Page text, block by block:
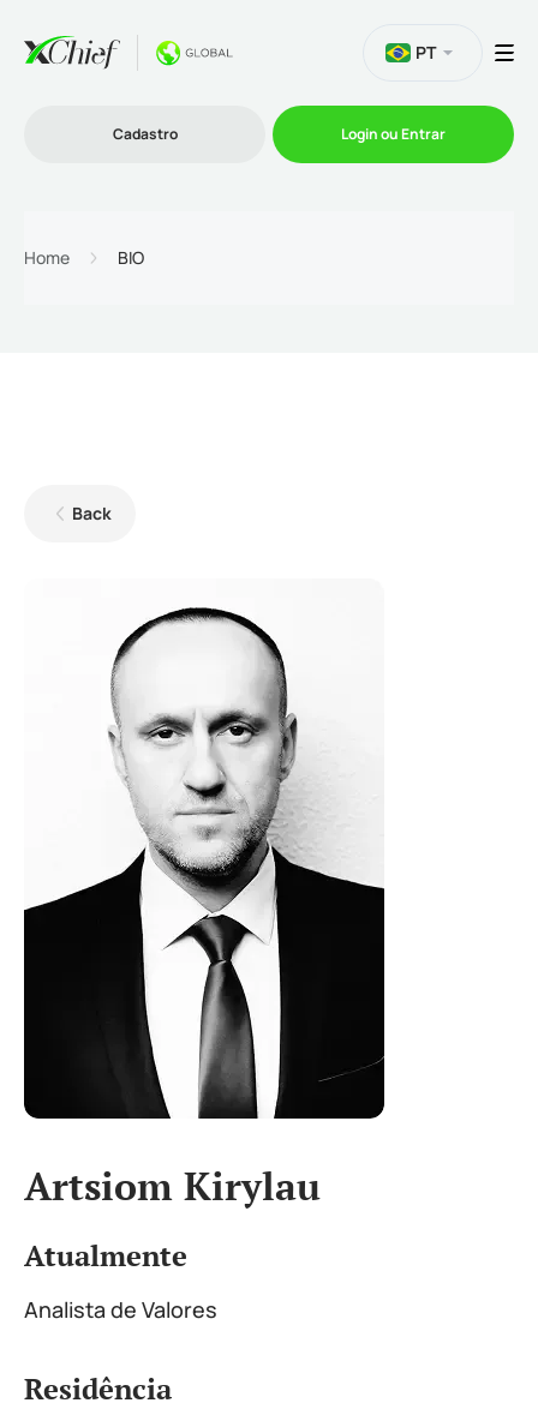
PT
Cadastro Login ou Entrar
Home BIO
Back
Artsiom Kirylau
Atualmente
Analista de Valores
Residência